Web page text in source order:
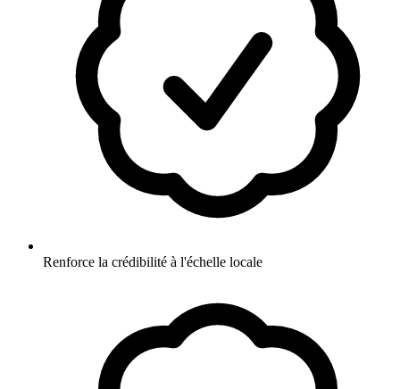
Renforce la crédibilité à l'échelle locale